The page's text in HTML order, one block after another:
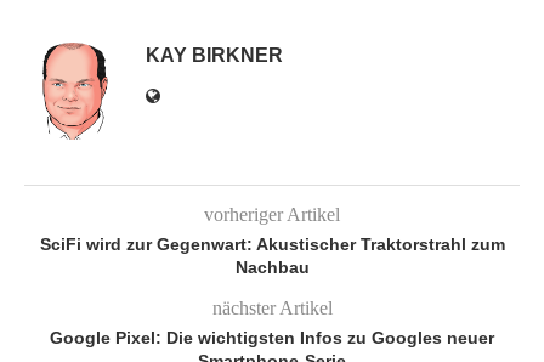
KAY BIRKNER
vorheriger Artikel
SciFi wird zur Gegenwart: Akustischer Traktorstrahl zum
Nachbau
nächster Artikel
Google Pixel: Die wichtigsten Infos zu Googles neuer